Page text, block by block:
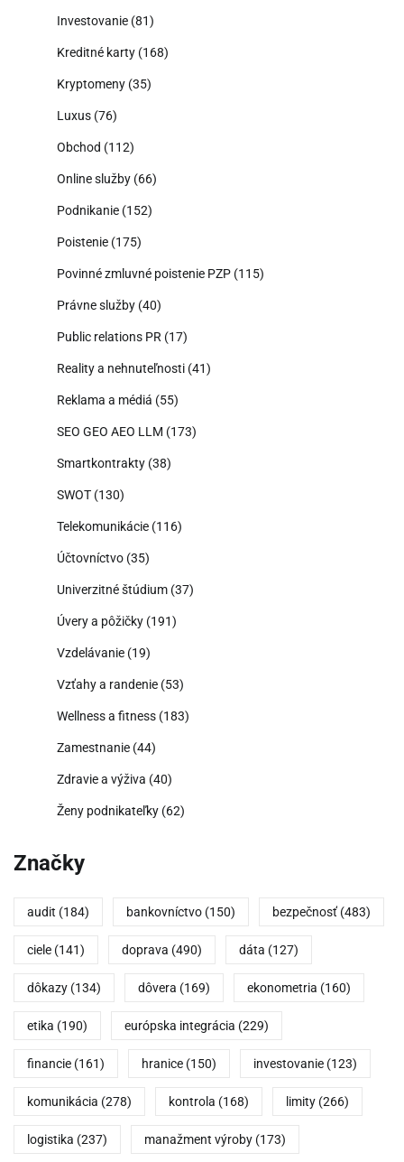
Investovanie (81)
Kreditné karty (168)
Kryptomeny (35)
Luxus (76)
Obchod (112)
Online služby (66)
Podnikanie (152)
Poistenie (175)
Povinné zmluvné poistenie PZP (115)
Právne služby (40)
Public relations PR (17)
Reality a nehnuteľnosti (41)
Reklama a médiá (55)
SEO GEO AEO LLM (173)
Smartkontrakty (38)
SWOT (130)
Telekomunikácie (116)
Účtovníctvo (35)
Univerzitné štúdium (37)
Úvery a pôžičky (191)
Vzdelávanie (19)
Vzťahy a randenie (53)
Wellness a fitness (183)
Zamestnanie (44)
Zdravie a výživa (40)
Ženy podnikateľky (62)
Značky
audit (184) bankovníctvo (150) bezpečnosť (483)
ciele (141) doprava (490) dáta (127)
dôkazy (134) dôvera (169) ekonometria (160)
etika (190) európska integrácia (229)
financie (161) hranice (150) investovanie (123)
komunikácia (278) kontrola (168) limity (266)
logistika (237) manažment výroby (173)